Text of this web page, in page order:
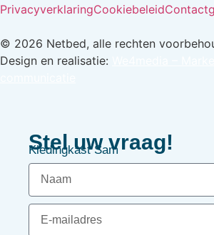
PrivacyverklaringCookiebeleid
© 2026 Netbed, alle rechten
Design en realisatie:
Stel uw vraag!
Kledingkast Sam